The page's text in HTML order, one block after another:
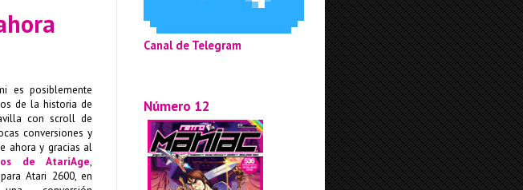
es posiblemente
de la historia de
con scroll de
conversiones y
ahora y gracias al
de AtariAge,
Atari 2600, en
Canal de Telegram
Número 12